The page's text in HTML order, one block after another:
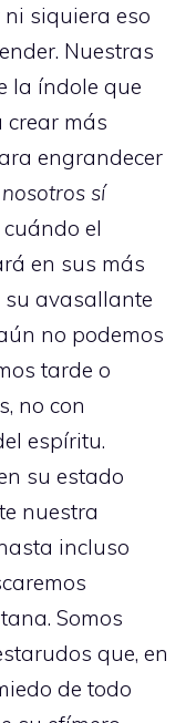
siquiera eso
Nuestras
la índole que
crear más
engrandecer
nosotros sí
el
en sus más
avasallante
no podemos
tarde o
no con
espíritu.
su estado
nuestra
incluso
Somos
que, en
de todo